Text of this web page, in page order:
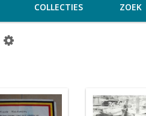
COLLECTIES ZOEK